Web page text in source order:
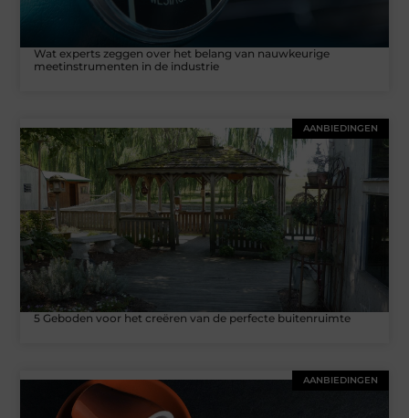
Wat experts zeggen over het belang van nauwkeurige
meetinstrumenten in de industrie
AANBIEDINGEN
5 Geboden voor het creëren van de perfecte buitenruimte
AANBIEDINGEN